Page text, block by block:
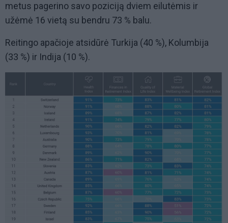
metus pagerino savo poziciją dviem eilutėmis ir
užėmė 16 vietą su bendru 73 % balu.
Reitingo apačioje atsidūrė Turkija (40 %), Kolumbija
(33 %) ir Indija (10 %).